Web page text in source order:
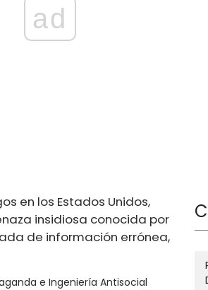
ad
en los Estados Unidos,
insidiosa conocida por
de información errónea,
e Ingeniería Antisocial